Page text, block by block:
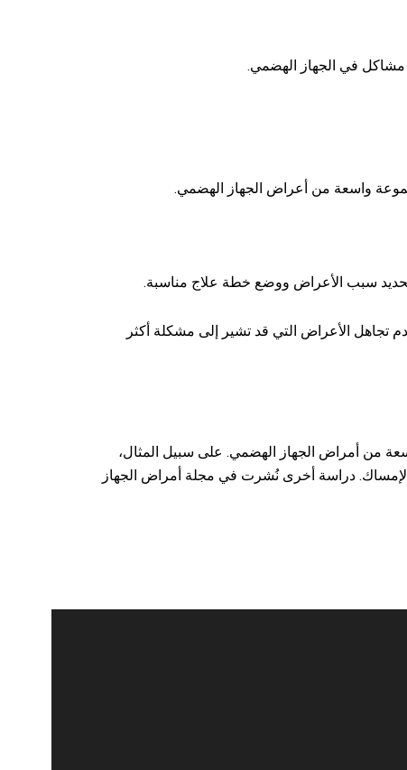
مشاكل في الجهاز الهضمي.
سبب الأعراض ووضع خطة علاج مناسبة.
تجاهل الأعراض التي قد تشير إلى مشكلة أكثر
من أمراض الجهاز الهضمي. على سبيل المثال،
دراسة أخرى نُشرت في مجلة أمراض الجهاز